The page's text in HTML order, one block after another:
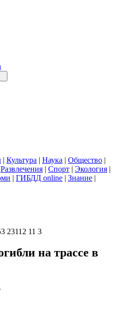
| Культура | Наука | Общество |
Развлечения | Спорт | Экология |
| ГИБДД online | Знание |
23112 11 3
на трассе в